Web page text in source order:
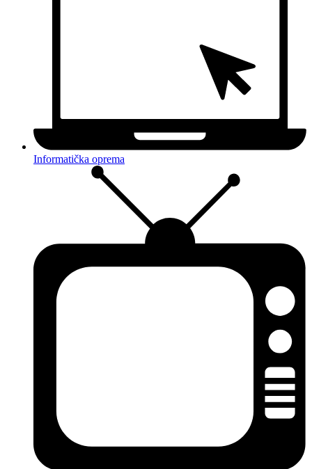
Informatička oprema